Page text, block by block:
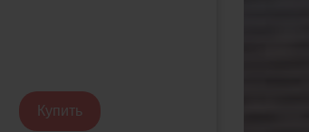
Купить